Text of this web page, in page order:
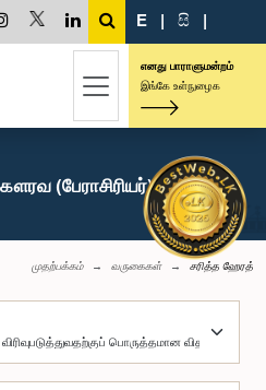
E | සි |
எனது பாராளுமன்றம்
இங்கே உள்நுழைக
(பேராசிரியர்) சரித்த
முதற்பக்கம் வருகைகள் சரித்த ஹேரத்